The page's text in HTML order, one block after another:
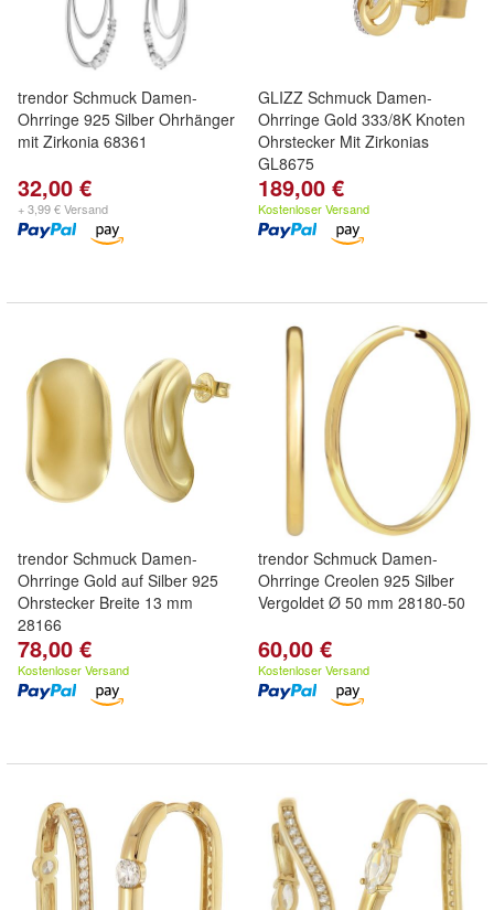
trendor Schmuck Damen-
Ohrringe 925 Silber Ohrhänger
mit Zirkonia 68361
32,00 €
+ 3,99 € Versand
GLIZZ Schmuck Damen-
Ohrringe Gold 333/8K Knoten
Ohrstecker Mit Zirkonias
GL8675
189,00 €
Kostenloser Versand
trendor Schmuck Damen-
Ohrringe Gold auf Silber 925
Ohrstecker Breite 13 mm
28166
78,00 €
Kostenloser Versand
trendor Schmuck Damen-
Ohrringe Creolen 925 Silber
Vergoldet Ø 50 mm 28180-50
60,00 €
Kostenloser Versand